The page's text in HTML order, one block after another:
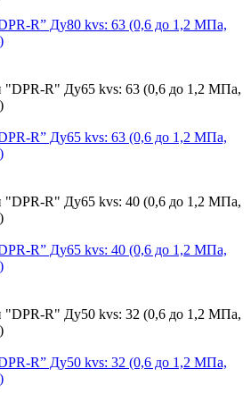
R” Ду80 kvs: 63 (0,6 до 1,2 МПа,
R” Ду65 kvs: 63 (0,6 до 1,2 МПа,
R” Ду65 kvs: 40 (0,6 до 1,2 МПа,
R” Ду50 kvs: 32 (0,6 до 1,2 МПа,